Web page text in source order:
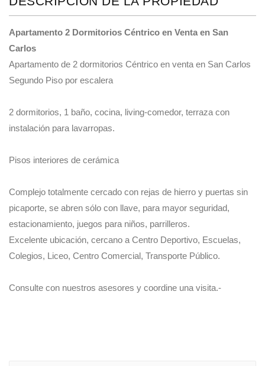
Apartamento 2 Dormitorios Céntrico en Venta en San
Carlos
Apartamento de 2 dormitorios Céntrico en venta en San Carlos
Segundo Piso por escalera
2 dormitorios, 1 baño, cocina, living-comedor, terraza con
instalación para lavarropas.
Pisos interiores de cerámica
Complejo totalmente cercado con rejas de hierro y puertas sin
picaporte, se abren sólo con llave, para mayor seguridad,
estacionamiento, juegos para niños, parrilleros.
Excelente ubicación, cercano a Centro Deportivo, Escuelas,
Colegios, Liceo, Centro Comercial, Transporte Público.
Consulte con nuestros asesores y coordine una visita.-